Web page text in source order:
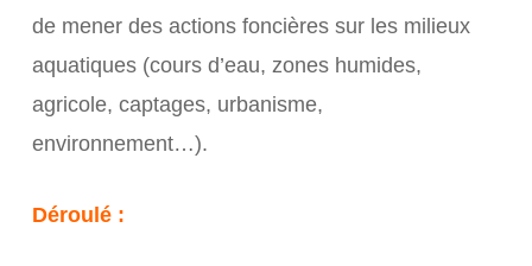
de mener des actions foncières sur les milieux
aquatiques (cours d’eau, zones humides,
agricole, captages, urbanisme,
environnement…).
Déroulé :